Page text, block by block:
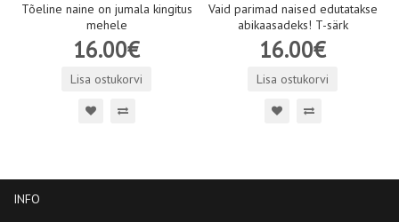
Tõeline naine on jumala kingitus
mehele
16.00€
Lisa ostukorvi
Vaid parimad naised edutatakse
abikaasadeks! T-särk
16.00€
Lisa ostukorvi
INFO